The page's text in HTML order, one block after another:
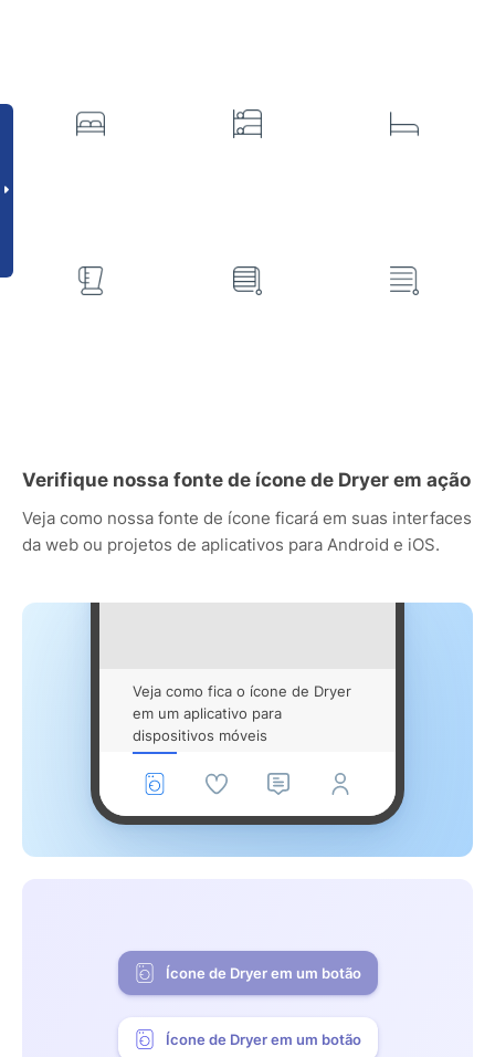
Verifique nossa fonte de ícone de Dryer em ação
Veja como nossa fonte de ícone ficará em suas interfaces
da web ou projetos de aplicativos para Android e iOS.
Veja como fica o ícone de Dryer
em um aplicativo para
dispositivos móveis
Ícone de Dryer em um botão
Ícone de Dryer em um botão